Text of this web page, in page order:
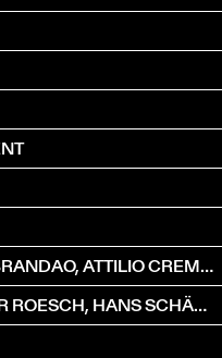
LUIZ ALVES DA SILVA, EUNICE BRANDAO, ATTILIO CREMONESI
CHARLES DE MONTAIGU, PETER ROESCH, HANS SCHÄRER, ROLF WINNEWISSER